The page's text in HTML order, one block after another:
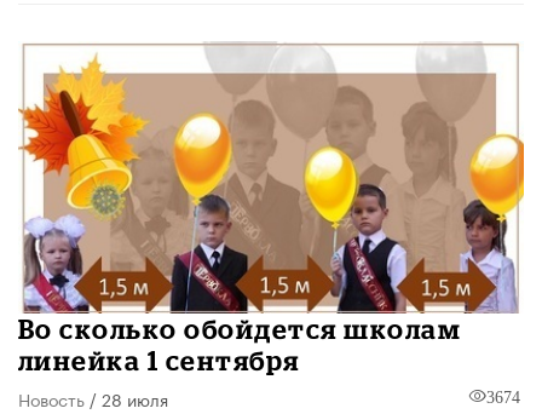
Во сколько обойдется школам
линейка 1 сентября
Новость / 28 июля 3674